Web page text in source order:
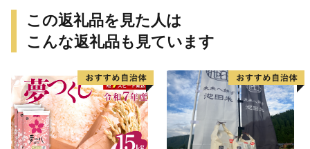
この返礼品を見た人は
こんな返礼品も見ています